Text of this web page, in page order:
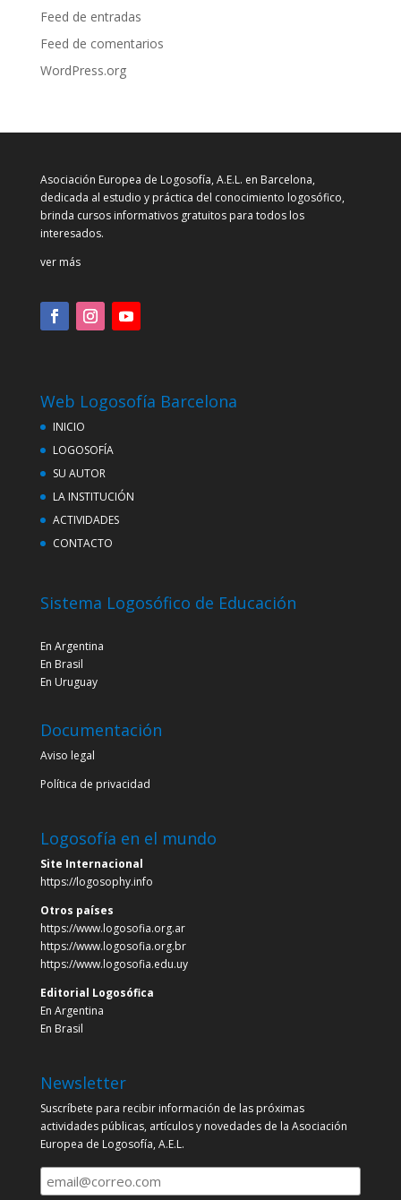
Feed de entradas
Feed de comentarios
WordPress.org
Asociación Europea de Logosofía, A.E.L. en Barcelona,
dedicada al estudio y práctica del conocimiento logosófico,
brinda cursos informativos gratuitos para todos los
interesados.
ver más
Web Logosofía Barcelona
INICIO
LOGOSOFÍA
SU AUTOR
LA INSTITUCIÓN
ACTIVIDADES
CONTACTO
Sistema Logosófico de Educación
En Argentina
En Brasil
En Uruguay
Documentación
Aviso legal
Política de privacidad
Logosofía en el mundo
Site Internacional
https://logosophy.info
Otros países
https://www.logosofia.org.ar
https://www.logosofia.org.br
https://www.logosofia.edu.uy
Editorial Logosófica
En Argentina
En Brasil
Newsletter
Suscríbete para recibir información de las próximas
actividades públicas, artículos y novedades de la Asociación
Europea de Logosofía, A.E.L.